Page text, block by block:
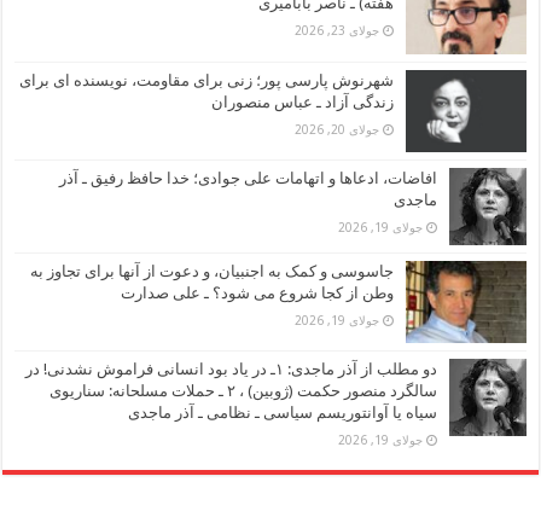
جولای 23, 2026
شهرنوش پارسی پور؛ زنی برای مقاومت، نویسنده ای برای
زندگی آزاد ـ عباس منصوران
جولای 20, 2026
افاضات، ادعاها و اتهامات علی جوادی؛ خدا حافظ رفیق ـ آذر
ماجدی
جولای 19, 2026
جاسوسی و کمک به اجنبیان، و دعوت از آنها برای تجاوز به
وطن از کجا شروع می شود؟ ـ علی صدارت
جولای 19, 2026
دو مطلب از آذر ماجدی: ۱ـ در یاد بود انسانی فراموش نشدنی! در
سالگرد منصور حکمت (ژوبین) ، ۲ ـ حملات مسلحانه: سناریوی
سیاه یا آوانتوریسم سیاسی ـ نظامی ـ آذر ماجدی
جولای 19, 2026